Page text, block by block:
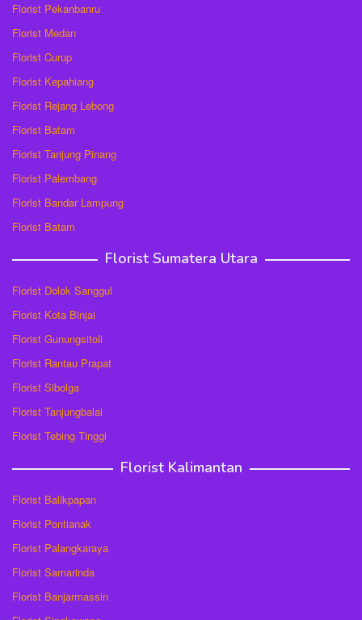
Florist Pekanbanru
Florist Medan
Florist Curup
Florist Kepahiang
Florist Rejang Lebong
Florist Batam
Florist Tanjung Pinang
Florist Palembang
Florist Bandar Lampung
Florist Batam
Florist Sumatera Utara
Florist Dolok Sanggul
Florist Kota Binjai
Florist Gunungsitoli
Florist Rantau Prapat
Florist Sibolga
Florist Tanjungbalai
Florist Tebing Tinggi
Florist Kalimantan
Florist Balikpapan
Florist Pontianak
Florist Palangkaraya
Florist Samarinda
Florist Banjarmassin